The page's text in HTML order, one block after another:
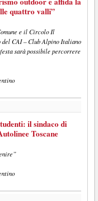
quattro valli”
e il Circolo Il
CAI – Club Alpino Italiano
sarà possibile percorrere
il sindaco di
Toscane